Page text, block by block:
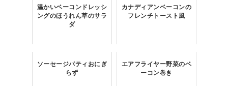
温かいベーコンドレッシ
ングのほうれん草のサラ
ダ
カナディアンベーコンの
フレンチトースト風
ソーセージパティおにぎ
らず
エアフライヤー野菜のベ
ーコン巻き